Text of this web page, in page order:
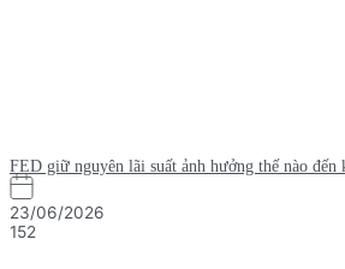
FED giữ nguyên lãi suất ảnh hưởng thế nào đến
23/06/2026
152